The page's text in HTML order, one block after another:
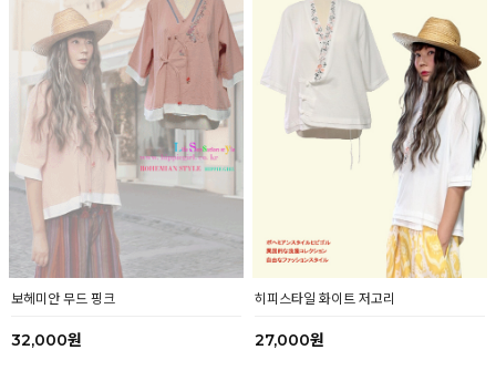
보헤미안 무드 핑크
32,000원
히피스타일 화이트 저고리
27,000원